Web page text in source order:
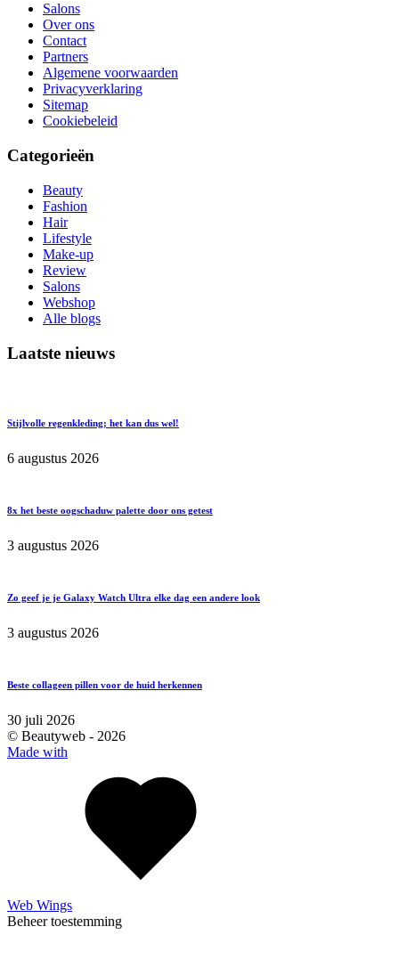
Salons
Over ons
Contact
Partners
Algemene voorwaarden
Privacyverklaring
Sitemap
Cookiebeleid
Categorieën
Beauty
Fashion
Hair
Lifestyle
Make-up
Review
Salons
Webshop
Alle blogs
Laatste nieuws
Stijlvolle regenkleding; het kan dus wel!
6 augustus 2026
8x het beste oogschaduw palette door ons getest
3 augustus 2026
Zo geef je je Galaxy Watch Ultra elke dag een andere look
3 augustus 2026
Beste collageen pillen voor de huid herkennen
30 juli 2026
© Beautyweb - 2026
Made with
Web Wings
Beheer toestemming